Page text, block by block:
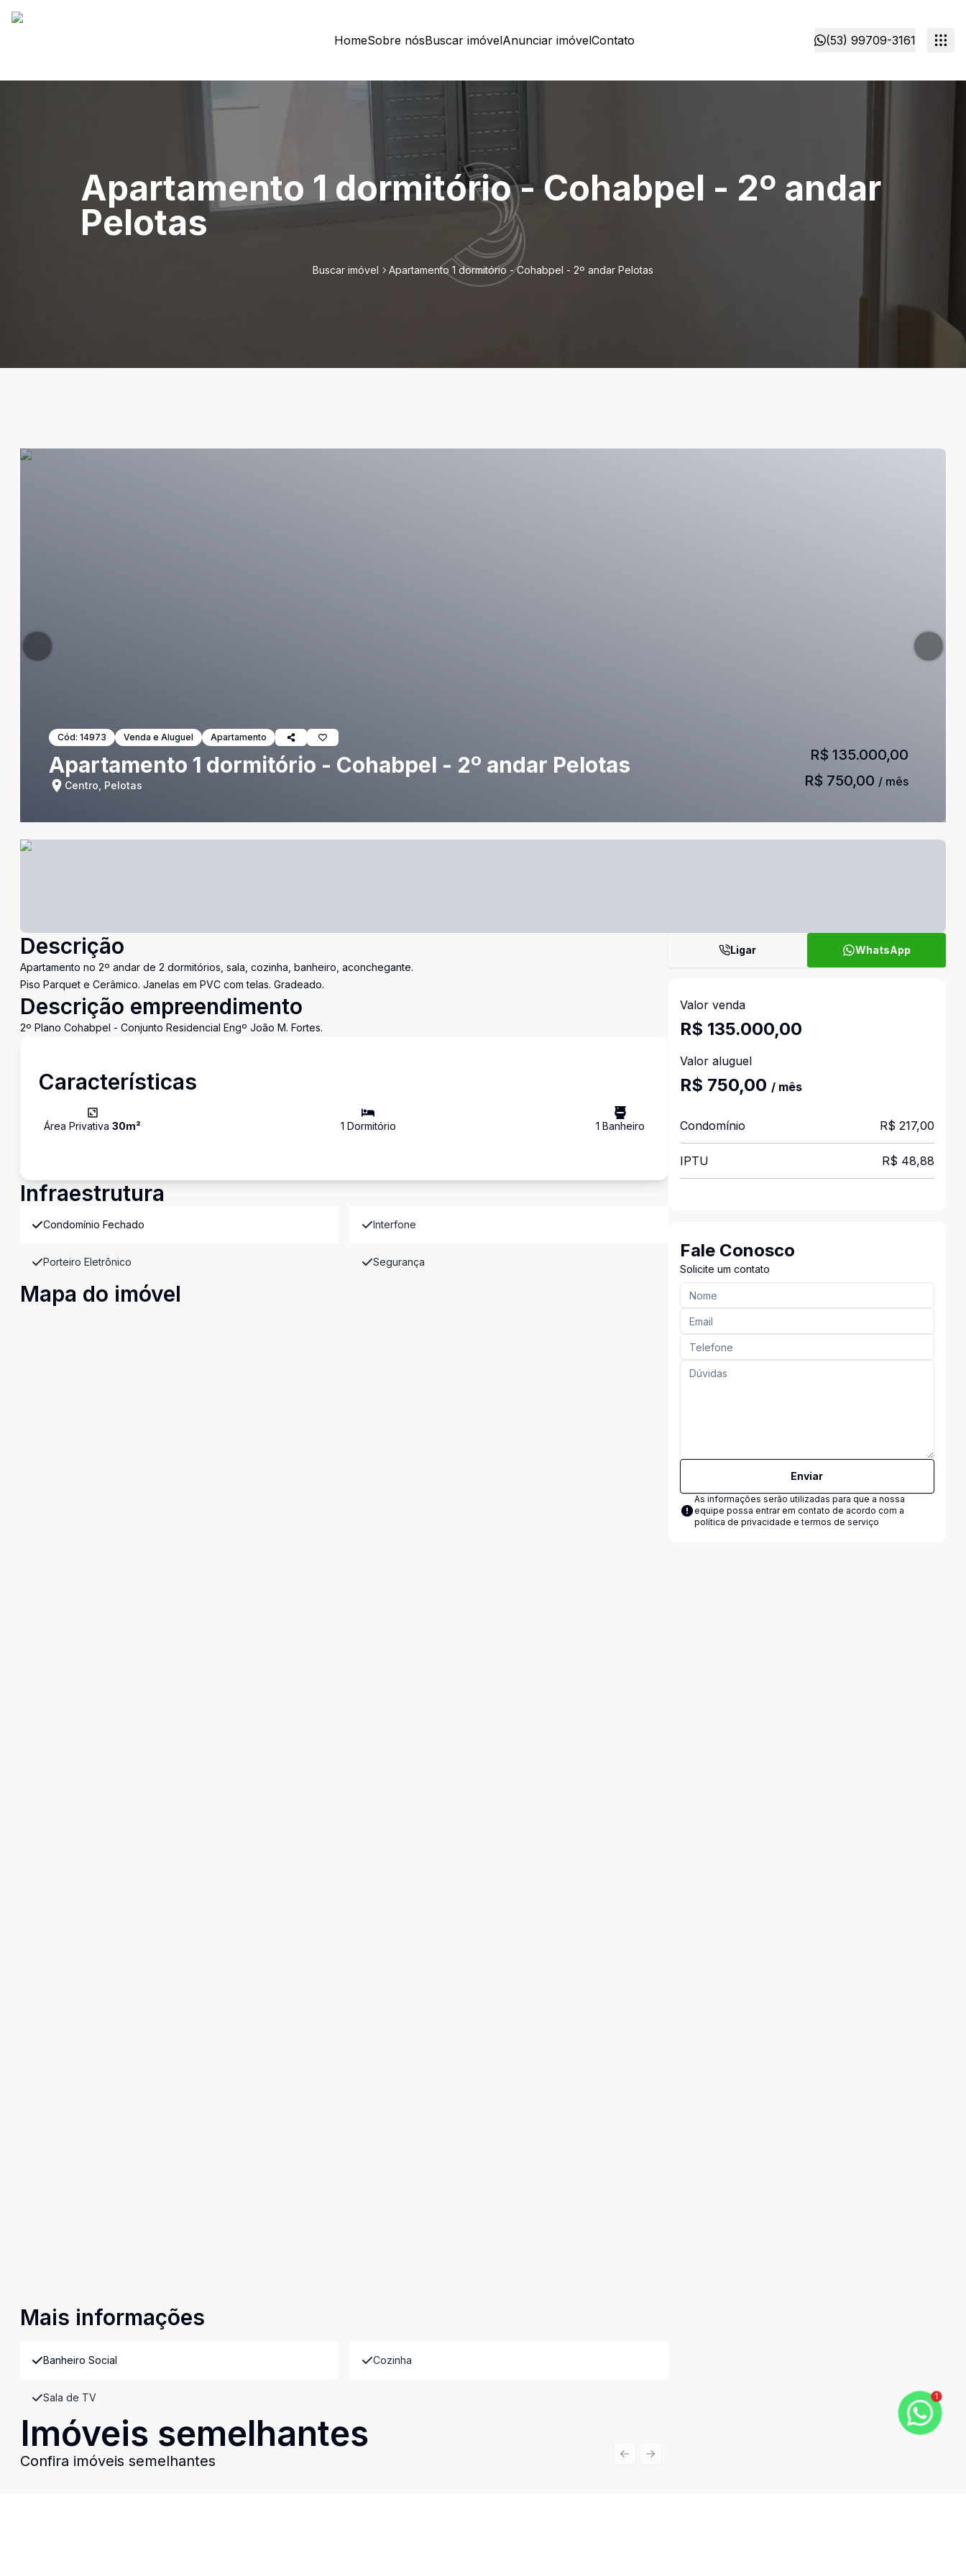
HomeSobre nósBuscar imóvelAnunciar imóvelContato (53) 99709-3161
Apartamento 1 dormitório - Cohabpel - 2º andar
Pelotas
Buscar imóvel Apartamento 1 dormitório - Cohabpel - 2º andar Pelotas
Cód: 14973 Venda e Aluguel Apartamento
Apartamento 1 dormitório - Cohabpel - 2º andar Pelotas
Centro, Pelotas
R$ 135.000,00
R$ 750,00 / mês
Descrição
Apartamento no 2º andar de 2 dormitórios, sala, cozinha, banheiro, aconchegante.
Piso Parquet e Cerâmico. Janelas em PVC com telas. Gradeado.
Descrição empreendimento
2º Plano Cohabpel - Conjunto Residencial Engº João M. Fortes.
Características
Área Privativa 30m² 1 Dormitório 1 Banheiro
Infraestrutura
Condomínio Fechado Interfone
Porteiro Eletrônico Segurança
Mapa do imóvel
Mais informações
Banheiro Social Cozinha
Sala de TV
Imóveis semelhantes
Confira imóveis semelhantes Previous slide
Next slide
Ligar WhatsApp
Valor venda
R$ 135.000,00
Valor aluguel
R$ 750,00 / mês
Condomínio R$ 217,00
IPTU R$ 48,88
Fale Conosco
Solicite um contato
Enviar
As informações serão utilizadas para que a nossa
equipe possa entrar em contato de acordo com a
política de privacidade e termos de serviço
1